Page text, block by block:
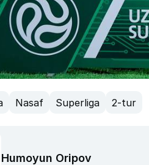
Nasaf Superliga 2-tur
Humoyun Oripov